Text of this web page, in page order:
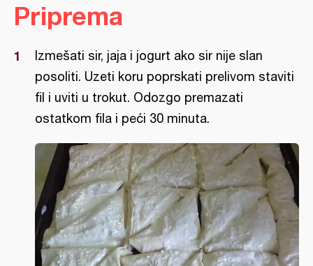
Priprema
Izmešati sir, jaja i jogurt ako sir nije slan
posoliti. Uzeti koru poprskati prelivom staviti
fil i uviti u trokut. Odozgo premazati
ostatkom fila i peći 30 minuta.